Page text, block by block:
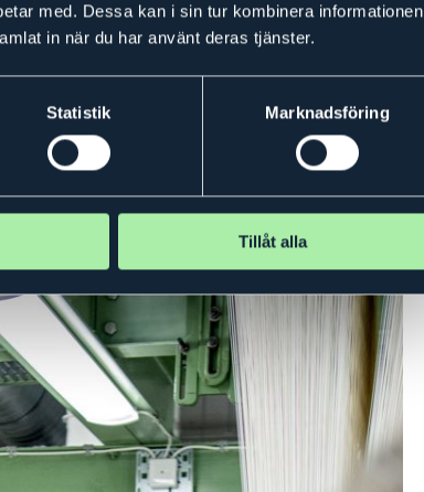
med. Dessa kan i sin tur kombinera informationen
in när du har använt deras tjänster.
Statistik Marknadsföring
Tillåt alla